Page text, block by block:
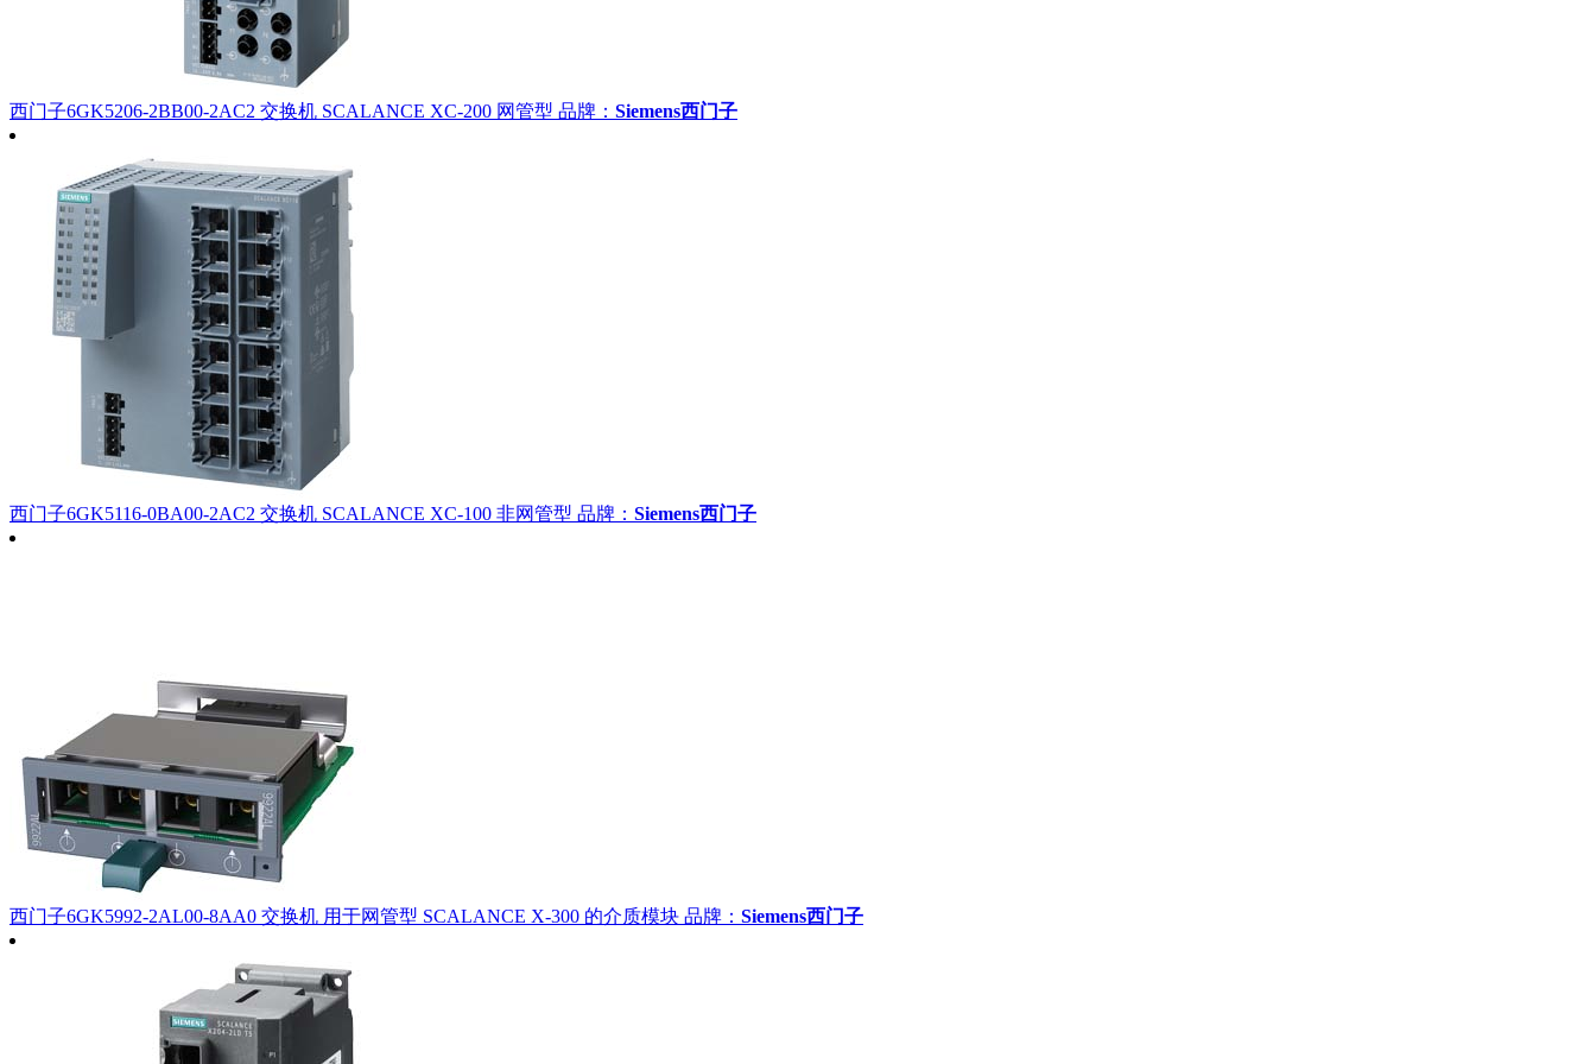
西门子6GK5206-2BB00-2AC2 交换机 SCALANCE XC-200 网管型 品牌： Siemens西门子
西门子6GK5116-0BA00-2AC2 交换机 SCALANCE XC-100 非网管型 品牌： Siemens西门子
西门子6GK5992-2AL00-8AA0 交换机 用于网管型 SCALANCE X-300 的介质模块 品牌： Siemens西门子